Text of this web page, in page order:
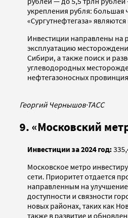
укрепления рубля: большая
«Сургутнефтегаза»
Инвестиции направлены на
эксплуатацию
Сибири, а также поиск и
углеводородных
нефтегазоносных
Георгий Чернышов·ТАСС
9. «Московский
Инвестиции за 2024 год:
Московское метро
сети. Приоритет отдается
направленным на
доступности и связности
новых районах, таких как
также в развитие и